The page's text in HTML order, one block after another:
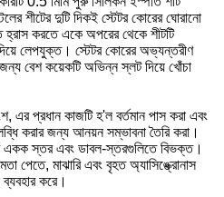
শীটের দুটি দিকই স্টেটর কোরের ঘোরানো
হ্রাস করতে একে অপরের থেকে শীটটি
লেপযুক্ত। স্টেটর কোরের অভ্যন্তরীণ
বেশ কয়েকটি অভিন্ন স্লট দিয়ে খোঁচা
এর প্রধান কাজটি হ'ল বর্তমান পাস করা এবং
করার জন্য আনয়ন সম্ভাবনা তৈরি করা।
একক স্তর এবং ডাবল-স্তরগুলিতে বিভক্ত।
পেতে, মাঝারি এবং বৃহত অ্যাসিঙ্ক্রোনাস
ব্যবহার করে।